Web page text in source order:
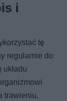
i
tę
regularnie do
trawieniu,